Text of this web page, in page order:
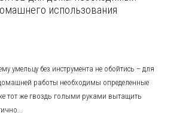
использования
умельцу без инструмента не обойтись – для
работы необходимы определенные
тот же гвоздь голыми руками вытащить